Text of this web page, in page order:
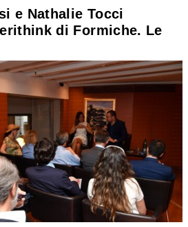
e Nathalie Tocci
di Formiche. Le